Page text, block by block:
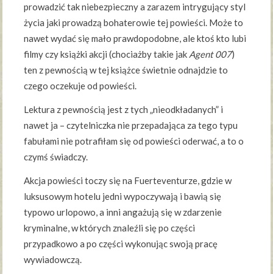
prowadzić tak niebezpieczny a zarazem intrygujący styl
życia jaki prowadzą bohaterowie tej powieści. Może to
nawet wydać się mało prawdopodobne, ale ktoś kto lubi
filmy czy książki akcji (chociażby takie jak Agent 007)
ten z pewnością w tej książce świetnie odnajdzie to
czego oczekuje od powieści.
Lektura z pewnością jest z tych „nieodkładanych” i
nawet ja – czytelniczka nie przepadająca za tego typu
fabułami nie potrafiłam się od powieści oderwać, a to o
czymś świadczy.
Akcja powieści toczy się na Fuerteventurze, gdzie w
luksusowym hotelu jedni wypoczywają i bawią się
typowo urlopowo, a inni angażują się w zdarzenie
kryminalne, w których znaleźli się po części
przypadkowo a po części wykonując swoją pracę
wywiadowczą.